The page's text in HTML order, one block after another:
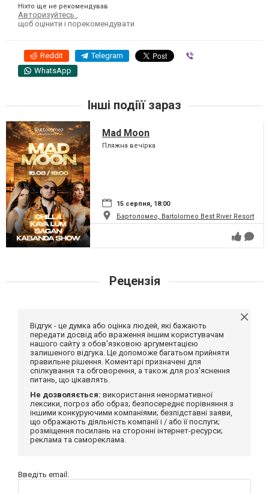
Ніхто ще не рекомендував
Авторизуйтесь
щоб оцінити і порекомендувати
Reddit Telegram
WhatsApp
Інші подіїї зараз
Mad Moon
Пляжна вечірка
15 серпня, 18:00
Бартоломео, Bartolomeo Best River Resort
Рецензія
Відгук - це думка або оцінка людей, які бажають
передати досвід або враження іншим користувачам
нашого сайту з обов'язковою аргументацією
залишеного відгука. Це допоможе багатьом прийняти
правильне рішення. Коментарі призначені для
спілкування та обговорення, а також для роз'яснення
питань, що цікавлять.
Не дозволяється: використання ненормативної
лексики, погроз або образ; безпосереднє порівняння з
іншими конкуруючими компаніями; безпідставні заяви,
що ображають діяльність компанії і / або її послуги;
розміщення посилань на сторонні інтернет-ресурси;
реклама та самореклама.
Введіть email: